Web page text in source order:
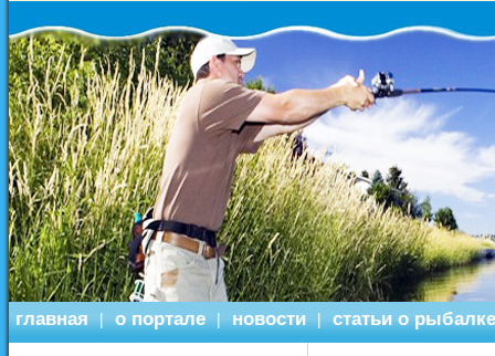
главная | о портале | новости | статьи о рыбалке